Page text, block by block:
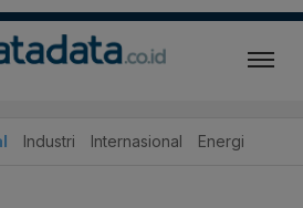
Industri Internasional Energi